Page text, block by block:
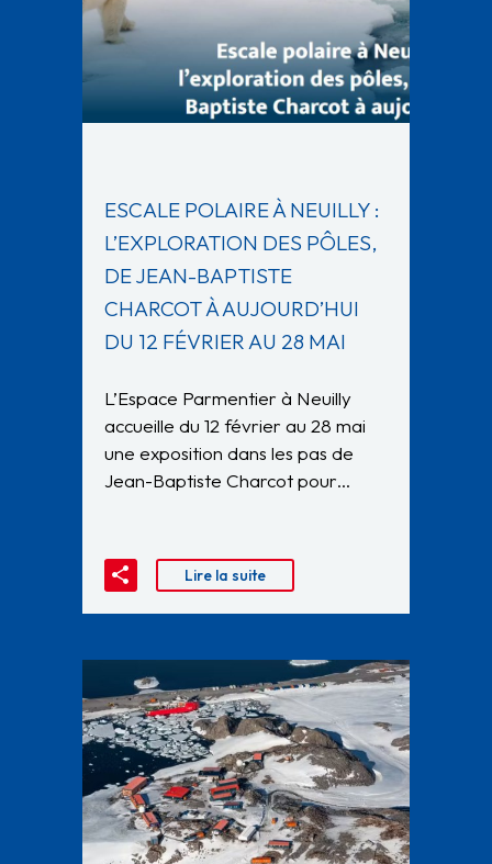
ESCALE POLAIRE À NEUILLY :
L’EXPLORATION DES PÔLES,
DE JEAN-BAPTISTE
CHARCOT À AUJOURD’HUI
DU 12 FÉVRIER AU 28 MAI
L’Espace Parmentier à Neuilly
accueille du 12 février au 28 mai
une exposition dans les pas de
Jean-Baptiste Charcot pour…
Lire la suite